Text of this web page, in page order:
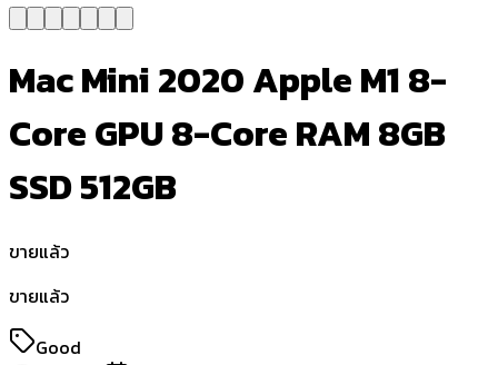
Mac Mini 2020 Apple M1 8-
Core GPU 8-Core RAM 8GB
SSD 512GB
ขายแล้ว
ขายแล้ว
Good